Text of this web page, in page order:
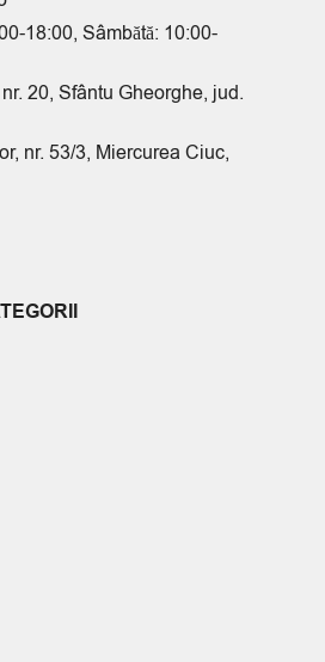
18:00, Sâmbătă: 10:00-
20, Sfântu Gheorghe, jud.
nr. 53/3, Miercurea Ciuc,